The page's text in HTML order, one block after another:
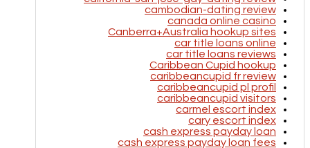
cambodian-dating review
canada online casino
Canberra+Australia hookup sites
car title loans online
car title loans reviews
Caribbean Cupid hookup
caribbeancupid fr review
caribbeancupid pl profil
caribbeancupid visitors
carmel escort index
cary escort index
cash express payday loan
cash express payday loan fees